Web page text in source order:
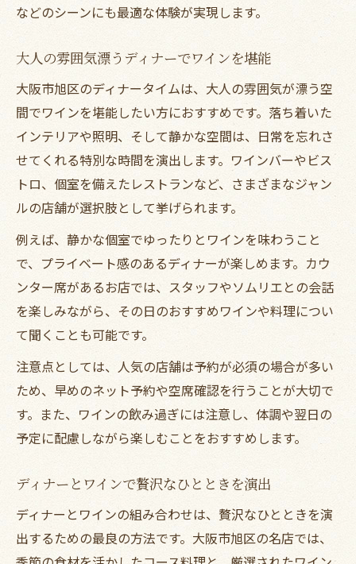
ディナーをより楽しむワインペアリングの
ワイン初心者も安心のディナー向け選び方
特別な夜を演出するディナースタイル提案
ディナーが際立つ特別な夜のスタイル提案
ワインと共に過ごす記念日ディナーの演出
法
大切な夜に選ぶべきディナースタイルとは
ーデ
特別な夜にぴったりのディナー演出アイデ
女子会が華やぐ旭区ワインディナーの魅力
み方
ディナーで盛り上がる女子会向けワイン選
び
ト
ワイン好き女子会におすすめのディナース
タイル
旭区で叶える華やかなディナーとワインの
などのシーンにも最適な体験が実現します。
大人の雰囲気漂うディナーでワインを堪能
大阪市旭区のディナータイムは、大人の雰囲気が漂う空
間でワインを堪能したい方におすすめです。落ち着いた
インテリアや照明、そして静かな空間は、日常を忘れさ
せてくれる特別な時間を演出します。ワインバーやビス
トロ、個室を備えたレストランなど、さまざまなジャン
ルの店舗が選択肢として挙げられます。
例えば、静かな個室でゆったりとワインを味わうこと
で、プライベート感のあるディナーが楽しめます。カウ
ンター席があるお店では、スタッフやソムリエとの会話
を楽しみながら、その日のおすすめワインや料理につい
て聞くことも可能です。
注意点としては、人気の店舗は予約が必須の場合が多い
ため、早めのネット予約や空席確認を行うことが大切で
す。また、ワインの飲み過ぎには注意し、体調や翌日の
予定に配慮しながら楽しむことをおすすめします。
ディナーとワインで贅沢なひとときを演出
ディナーとワインの組み合わせは、贅沢なひとときを演
出するための最良の方法です。大阪市旭区の名店では、